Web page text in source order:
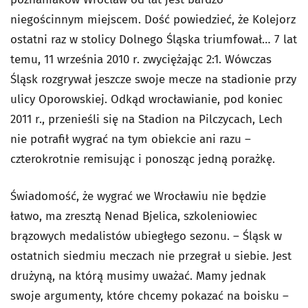
niegościnnym miejscem. Dość powiedzieć, że Kolejorz
ostatni raz w stolicy Dolnego Śląska triumfował… 7 lat
temu, 11 września 2010 r. zwyciężając 2:1. Wówczas
Śląsk rozgrywał jeszcze swoje mecze na stadionie przy
ulicy Oporowskiej. Odkąd wrocławianie, pod koniec
2011 r., przenieśli się na Stadion na Pilczycach, Lech
nie potrafił wygrać na tym obiekcie ani razu –
czterokrotnie remisując i ponosząc jedną porażkę.
Świadomość, że wygrać we Wrocławiu nie będzie
łatwo, ma zresztą Nenad Bjelica, szkoleniowiec
brązowych medalistów ubiegłego sezonu. – Śląsk w
ostatnich siedmiu meczach nie przegrał u siebie. Jest
drużyną, na którą musimy uważać. Mamy jednak
swoje argumenty, które chcemy pokazać na boisku –